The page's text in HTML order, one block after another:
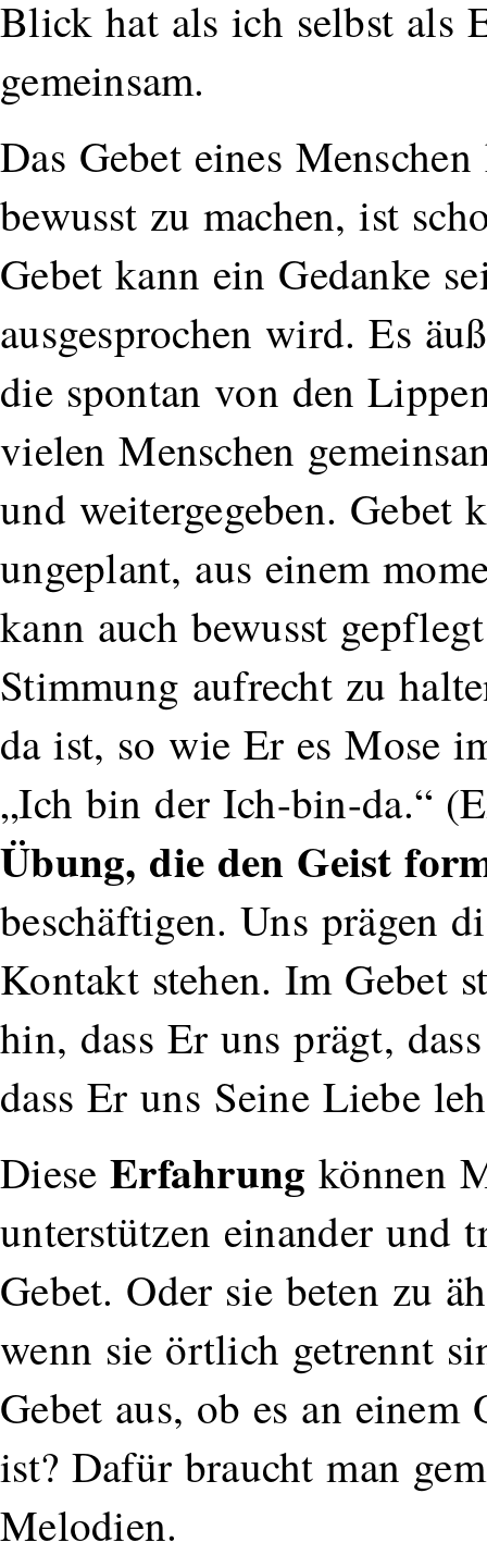
Blick hat als ich selbst als
gemeinsam.
Das Gebet eines
bewusst zu machen, ist
Gebet kann ein Gedanke
ausgesprochen wird. Es
die spontan von den
vielen Menschen
und weitergegeben. Gebet
ungeplant, aus einem
kann auch bewusst
Stimmung aufrecht zu
da ist, so wie Er es Mose
„Ich bin der Ich-bin-da.“
Übung, die den Geist
beschäftigen. Uns prägen
Kontakt stehen. Im Gebet
hin, dass Er uns prägt,
dass Er uns Seine Liebe
DieseErfahrungkönnen
unterstützen einander und
Gebet. Oder sie beten zu
wenn sie örtlich getrennt
Gebet aus, ob es an
ist? Dafür braucht man
Melodien.